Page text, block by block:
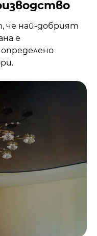
че най-добрият
е